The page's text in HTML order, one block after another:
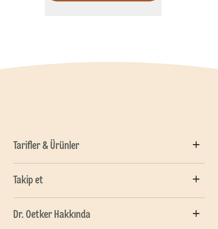
Tarifler & Ürünler
Takip et
Dr. Oetker Hakkında